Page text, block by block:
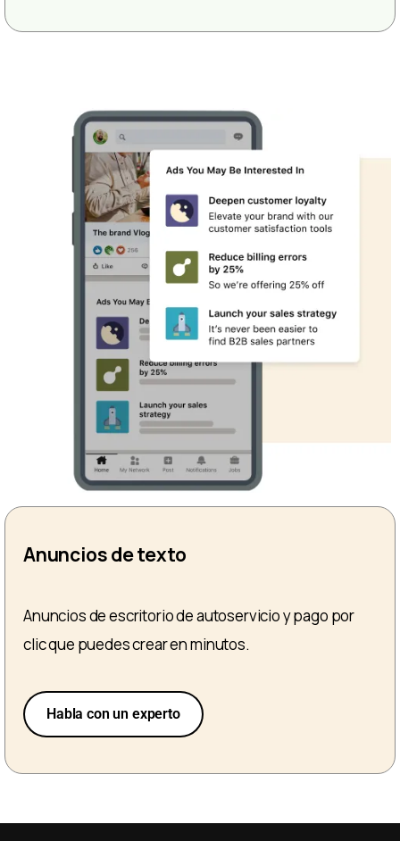
Anuncios de texto
Anuncios de escritorio de autoservicio y pago por
clic que puedes crear en minutos.
Habla con un experto